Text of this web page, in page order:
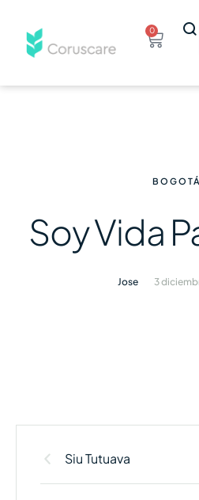
0
BOGOTÁ
Soy Vida
Jose 3
Siu Tutuava